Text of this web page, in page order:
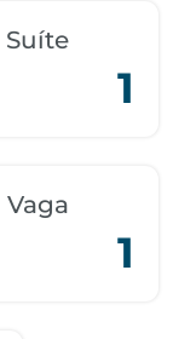
Suíte
1
Vaga
1